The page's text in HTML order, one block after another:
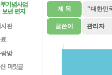
제 목 "대한민
글쓴이 관리자